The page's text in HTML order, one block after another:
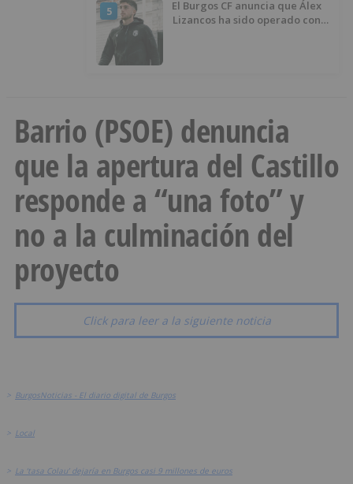
5
El Burgos CF anuncia que Álex
Lizancos ha sido operado con
Barrio (PSOE) denuncia
que la apertura del Castillo
responde a “una foto” y
no a la culminación del
proyecto
Click para leer a la siguiente noticia
> BurgosNoticias - El diario digital de Burgos
> Local
> La ‘tasa Colau’ dejaría en Burgos casi 9 millones de euros